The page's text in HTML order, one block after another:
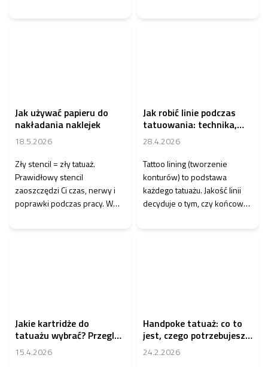
Jak używać papieru do
nakładania naklejek
18.5.2026
Zły stencil = zły tatuaż.
Prawidłowy stencil
zaoszczędzi Ci czas, nerwy i
poprawki podczas pracy. W
Jak robić linie podczas
tatuowania: technika,
błędy i wskazówki z
praktyki
28.4.2026
Tattoo lining (tworzenie
konturów) to podstawa
każdego tatuażu. Jakość linii
decyduje o tym, czy końcowy
Jakie kartridże do
tatuażu wybrać? Przegląd
typów, marek i
wskazówek z praktyki
15.4.2026
Handpoke tatuaż: co to
jest, czego potrzebujesz i
jak długo się utrzymuje
24.2.2026